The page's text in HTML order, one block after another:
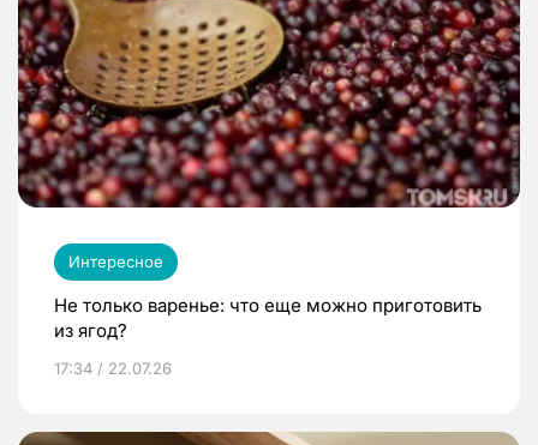
Интересное
Не только варенье: что еще можно приготовить
из ягод?
17:34 / 22.07.26